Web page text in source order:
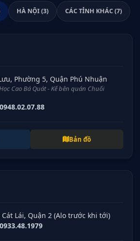
HÀ NỘI (3) CÁC TỈNH KHÁC (7)
Phường 5, Quận Phú Nhuận
Cao Bá Quát - Kế bên quán Chuối
0948.02.07.88
Bản đồ
Cát Lái, Quận 2 (Alo trước khi tới)
0933.48.1979